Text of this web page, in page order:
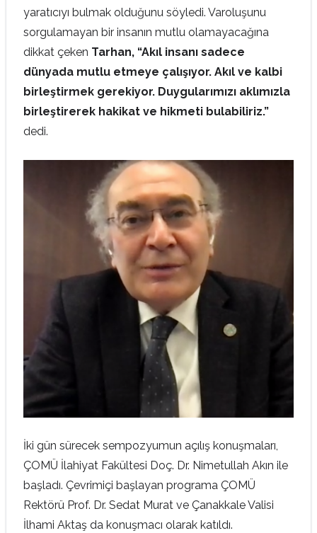
yaratıcıyı bulmak olduğunu söyledi. Varoluşunu
sorgulamayan bir insanın mutlu olamayacağına
dikkat çeken Tarhan, “Akıl insanı sadece
dünyada mutlu etmeye çalışıyor. Akıl ve kalbi
birleştirmek gerekiyor. Duygularımızı aklımızla
birleştirerek hakikat ve hikmeti bulabiliriz.”
dedi.
İki gün sürecek sempozyumun açılış konuşmaları,
ÇOMÜ İlahiyat Fakültesi Doç. Dr. Nimetullah Akın ile
başladı. Çevrimiçi başlayan programa ÇOMÜ
Rektörü Prof. Dr. Sedat Murat ve Çanakkale Valisi
İlhami Aktaş da konuşmacı olarak katıldı.